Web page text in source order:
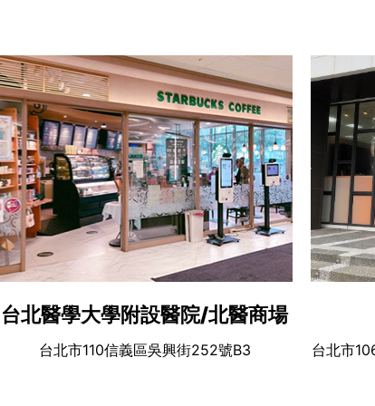
台北醫學大學附設醫院/北醫商場
台北市110信義區吳興街252號B3
台北市